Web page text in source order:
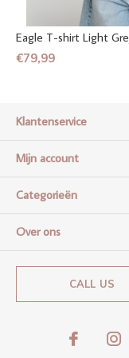
Eagle T-shirt Light
€79,99
Klantenservice
Mijn account
Categorieën
Over ons
CALL US